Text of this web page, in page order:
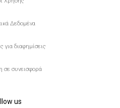
Δεδομένα
για διαφημίσεις
σε συνεισφορά
us